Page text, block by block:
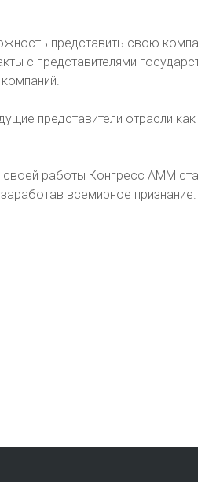
представить свою
с представителями
представители отрасли как
работы Конгресс АММ
всемирное признание.